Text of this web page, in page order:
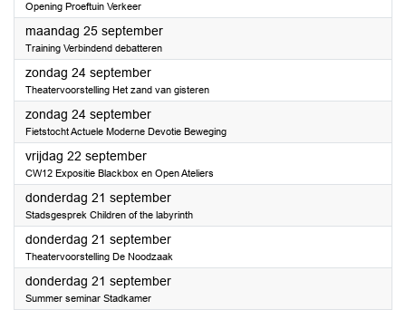
Opening Proeftuin Verkeer
maandag 25 september2023
Training Verbindend debatteren
zondag 24 september2023
Theatervoorstelling Het zand van gisteren
zondag 24 september2023
Fietstocht Actuele Moderne Devotie Beweging
vrijdag 22 september2023
CW12 Expositie Blackbox en Open Ateliers
donderdag 21 september2023
Stadsgesprek Children of the labyrinth
donderdag 21 september2023
Theatervoorstelling De Noodzaak
donderdag 21 september2023
Summer seminar Stadkamer